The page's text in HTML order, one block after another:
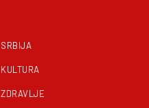
SRBIJA
KULTURA
ZDRAVLJE